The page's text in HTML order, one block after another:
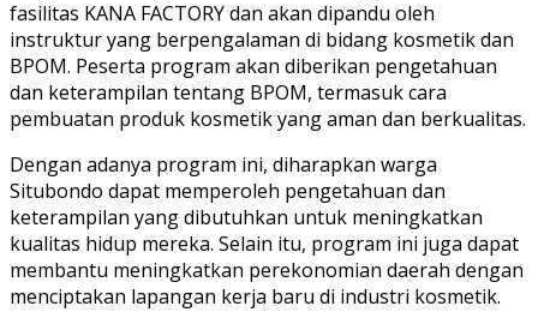
fasilitas KANA FACTORY dan akan dipandu oleh
instruktur yang berpengalaman di bidang kosmetik dan
BPOM. Peserta program akan diberikan pengetahuan
dan keterampilan tentang BPOM, termasuk cara
pembuatan produk kosmetik yang aman dan berkualitas.
Dengan adanya program ini, diharapkan warga
Situbondo dapat memperoleh pengetahuan dan
keterampilan yang dibutuhkan untuk meningkatkan
kualitas hidup mereka. Selain itu, program ini juga dapat
membantu meningkatkan perekonomian daerah dengan
menciptakan lapangan kerja baru di industri kosmetik.